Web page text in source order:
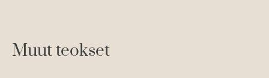
Muut teokset